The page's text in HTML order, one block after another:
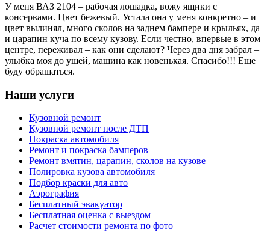
У меня ВАЗ 2104 – рабочая лошадка, вожу ящики с
консервами. Цвет бежевый. Устала она у меня конкретно – и
цвет вылинял, много сколов на заднем бампере и крыльях, да
и царапин куча по всему кузову. Если честно, впервые в этом
центре, переживал – как они сделают? Через два дня забрал –
улыбка моя до ушей, машина как новенькая. Спасибо!!! Еще
буду обращаться.
Наши услуги
Кузовной ремонт
Кузовной ремонт после ДТП
Покраска автомобиля
Ремонт и покраска бамперов
Ремонт вмятин, царапин, сколов на кузове
Полировка кузова автомобиля
Подбор краски для авто
Аэрография
Бесплатный эвакуатор
Бесплатная оценка с выездом
Расчет стоимости ремонта по фото